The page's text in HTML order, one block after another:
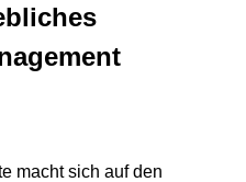
macht sich auf den